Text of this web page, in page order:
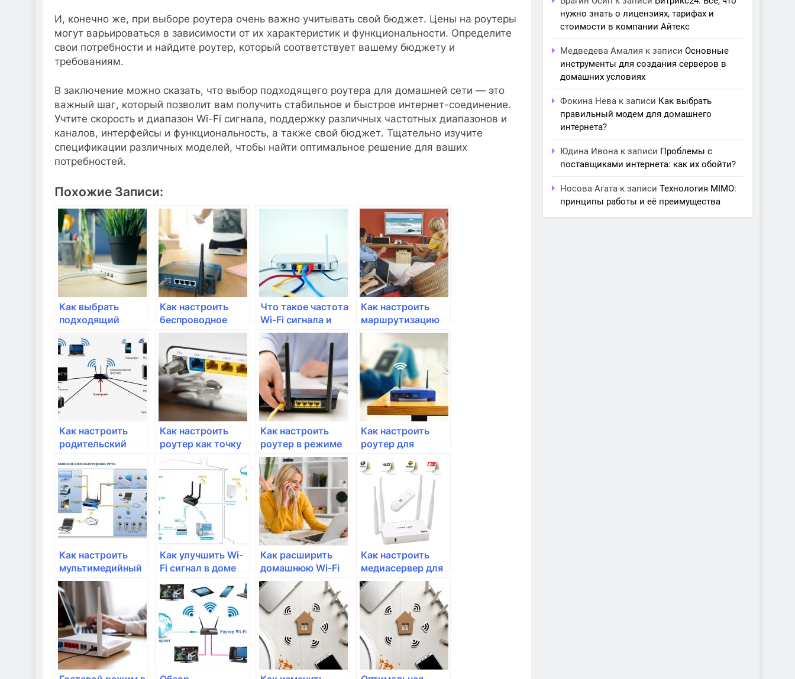
И, конечно же, при выборе роутера очень важно учитывать свой бюджет. Цены на роутеры
могут варьироваться в зависимости от их характеристик и функциональности. Определите
свои потребности и найдите роутер, который соответствует вашему бюджету и
требованиям.
В заключение можно сказать, что выбор подходящего роутера для домашней сети — это
важный шаг, который позволит вам получить стабильное и быстрое интернет-соединение.
Учтите скорость и диапазон Wi-Fi сигнала, поддержку различных частотных диапазонов и
каналов, интерфейсы и функциональность, а также свой бюджет. Тщательно изучите
спецификации различных моделей, чтобы найти оптимальное решение для ваших
потребностей.
Похожие Записи:
Как выбрать
подходящий
для домашней
сети?
Как настроить
беспроводное
соединение Wi-Fi
в домашней сети?
Что такое частота
Wi-Fi сигнала и
как ее настроить
Как настроить
маршрутизацию
IPv6 в домашней
Как настроить
родительский
домашней сети?
Как настроить
роутер как точку
Как настроить
роутер в режиме
моста для
подключения
кабельного
интернета?
Как настроить
роутер для
через VPN
Как настроить
мультимедийный
сервер в
домашней сети
Как улучшить Wi-
Fi сигнал в доме
Как расширить
домашнюю Wi-Fi
сеть с помощью
репитера?
Как настроить
медиасервер для
стриминга
контента на
устройства в
домашней сети?
нужно знать о лицензиях, тарифах и
стоимости в компании Айтекс
Медведева Амалия к записи Основные
инструменты для создания серверов в
домашних условиях
Фокина Нева к записи Как выбрать
правильный модем для домашнего
интернета?
Юдина Ивона к записи Проблемы с
поставщиками интернета: как их обойти?
Носова Агата к записи Технология MIMO:
принципы работы и её преимущества